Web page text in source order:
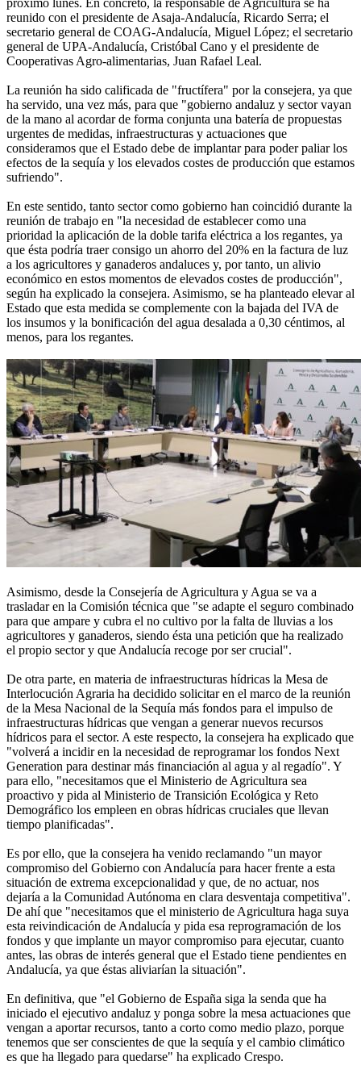
próximo lunes. En concreto, la responsable de Agricultura se ha
reunido con el presidente de Asaja-Andalucía, Ricardo Serra; el
secretario general de COAG-Andalucía, Miguel López; el secretario
general de UPA-Andalucía, Cristóbal Cano y el presidente de
Cooperativas Agro-alimentarias, Juan Rafael Leal.
La reunión ha sido calificada de "fructífera" por la consejera, ya que
ha servido, una vez más, para que "gobierno andaluz y sector vayan
de la mano al acordar de forma conjunta una batería de propuestas
urgentes de medidas, infraestructuras y actuaciones que
consideramos que el Estado debe de implantar para poder paliar los
efectos de la sequía y los elevados costes de producción que estamos
sufriendo".
En este sentido, tanto sector como gobierno han coincidió durante la
reunión de trabajo en "la necesidad de establecer como una
prioridad la aplicación de la doble tarifa eléctrica a los regantes, ya
que ésta podría traer consigo un ahorro del 20% en la factura de luz
a los agricultores y ganaderos andaluces y, por tanto, un alivio
económico en estos momentos de elevados costes de producción",
según ha explicado la consejera. Asimismo, se ha planteado elevar al
Estado que esta medida se complemente con la bajada del IVA de
los insumos y la bonificación del agua desalada a 0,30 céntimos, al
menos, para los regantes.
Asimismo, desde la Consejería de Agricultura y Agua se va a
trasladar en la Comisión técnica que "se adapte el seguro combinado
para que ampare y cubra el no cultivo por la falta de lluvias a los
agricultores y ganaderos, siendo ésta una petición que ha realizado
el propio sector y que Andalucía recoge por ser crucial".
De otra parte, en materia de infraestructuras hídricas la Mesa de
Interlocución Agraria ha decidido solicitar en el marco de la reunión
de la Mesa Nacional de la Sequía más fondos para el impulso de
infraestructuras hídricas que vengan a generar nuevos recursos
hídricos para el sector. A este respecto, la consejera ha explicado que
"volverá a incidir en la necesidad de reprogramar los fondos Next
Generation para destinar más financiación al agua y al regadío". Y
para ello, "necesitamos que el Ministerio de Agricultura sea
proactivo y pida al Ministerio de Transición Ecológica y Reto
Demográfico los empleen en obras hídricas cruciales que llevan
tiempo planificadas".
Es por ello, que la consejera ha venido reclamando "un mayor
compromiso del Gobierno con Andalucía para hacer frente a esta
situación de extrema excepcionalidad y que, de no actuar, nos
dejaría a la Comunidad Autónoma en clara desventaja competitiva".
De ahí que "necesitamos que el ministerio de Agricultura haga suya
esta reivindicación de Andalucía y pida esa reprogramación de los
fondos y que implante un mayor compromiso para ejecutar, cuanto
antes, las obras de interés general que el Estado tiene pendientes en
Andalucía, ya que éstas aliviarían la situación".
En definitiva, que "el Gobierno de España siga la senda que ha
iniciado el ejecutivo andaluz y ponga sobre la mesa actuaciones que
vengan a aportar recursos, tanto a corto como medio plazo, porque
tenemos que ser conscientes de que la sequía y el cambio climático
es que ha llegado para quedarse" ha explicado Crespo.